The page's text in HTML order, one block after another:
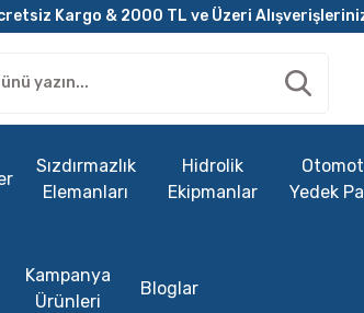
Kargo & 2000 TL ve Üzeri
Sızdırmazlık
Elemanları
Hidrolik
Ekipmanlar
Yedek
Kampanya
Ürünleri
Bloglar